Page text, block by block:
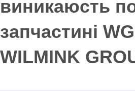
виникаюсть
запчастині
WILMINK